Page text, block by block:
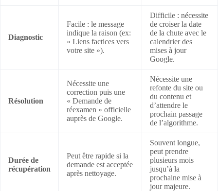
Diagnostic
Facile : le message
indique la raison (ex:
« Liens factices vers
votre site »).
Difficile : nécessite
de croiser la date
de la chute avec le
calendrier des
mises à jour
Google.
Résolution
Nécessite une
correction puis une
« Demande de
réexamen » officielle
auprès de Google.
Nécessite une
refonte du site ou
du contenu et
d’attendre le
prochain passage
de l’algorithme.
Durée de
récupération
Peut être rapide si la
demande est acceptée
après nettoyage.
Souvent longue,
peut prendre
plusieurs mois
jusqu’à la
prochaine mise à
jour majeure.